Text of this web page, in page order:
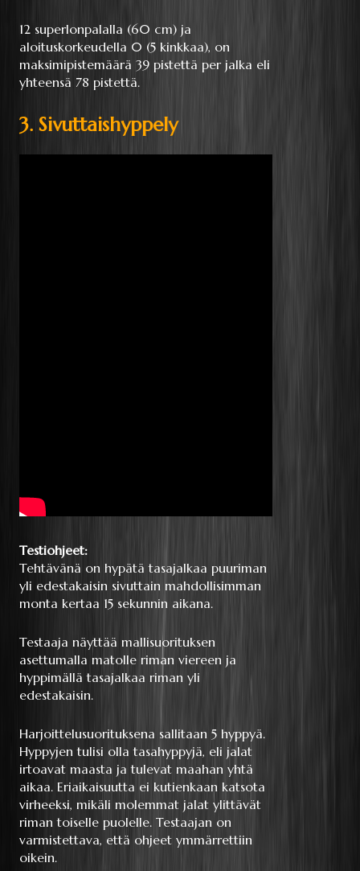
12 superlonpalalla (60 cm) ja
aloituskorkeudella 0 (5 kinkkaa), on
maksimipistemäärä 39 pistettä per jalka eli
yhteensä 78 pistettä.
3. Sivuttaishyppely
Testiohjeet:
Tehtävänä on hypätä tasajalkaa puuriman
yli edestakaisin sivuttain mahdollisimman
monta kertaa 15 sekunnin aikana.
Testaaja näyttää mallisuorituksen
asettumalla matolle riman viereen ja
hyppimällä tasajalkaa riman yli
edestakaisin.
Harjoittelusuorituksena sallitaan 5 hyppyä.
Hyppyjen tulisi olla tasahyppyjä, eli jalat
irtoavat maasta ja tulevat maahan yhtä
aikaa. Eriaikaisuutta ei kutienkaan katsota
virheeksi, mikäli molemmat jalat ylittävät
riman toiselle puolelle. Testaajan on
varmistettava, että ohjeet ymmärrettiin
oikein.